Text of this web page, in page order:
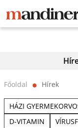
Főoldal ⬤ Hírek
HÁZI
D-VITAMIN